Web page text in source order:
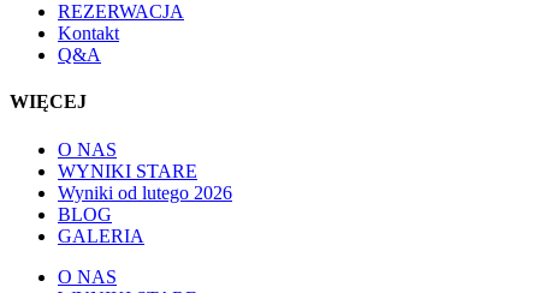
REZERWACJA
Kontakt
Q&A
WIĘCEJ
O NAS
WYNIKI STARE
Wyniki od lutego 2026
BLOG
GALERIA
O NAS